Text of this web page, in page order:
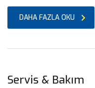
DAHA FAZLA OKU
Servis & Bakım